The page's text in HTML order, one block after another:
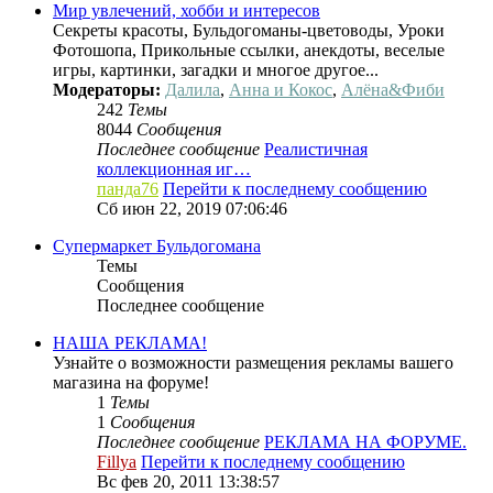
Мир увлечений, хобби и интересов
Секреты красоты, Бульдогоманы-цветоводы, Уроки
Фотошопа, Прикольные ссылки, анекдоты, веселые
игры, картинки, загадки и многое другое...
Модераторы: Далила, Анна и Кокос, Алёна&Фиби
242 Темы
8044 Сообщения
Последнее сообщение Реалистичная
коллекционная иг…
панда76 Перейти к последнему сообщению
Сб июн 22, 2019 07:06:46
Супермаркет Бульдогомана
Темы
Сообщения
Последнее сообщение
НАША РЕКЛАМА!
Узнайте о возможности размещения рекламы вашего
магазина на форуме!
1 Темы
1 Сообщения
Последнее сообщение РЕКЛАМА НА ФОРУМЕ.
Fillya Перейти к последнему сообщению
Вс фев 20, 2011 13:38:57